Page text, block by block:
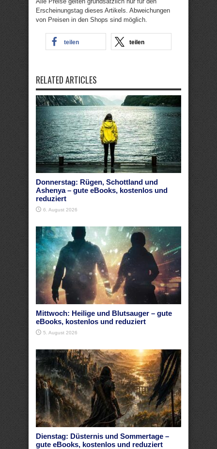
Erscheinungstag dieses Artikels. Abweichungen
von Preisen in den Shops sind möglich.
teilen teilen
RELATED ARTICLES
Donnerstag: Rügen, Schottland und
Ashenya – gute eBooks, kostenlos und
reduziert
6. August 2026
Mittwoch: Heilige und Blutsauger – gute
eBooks, kostenlos und reduziert
5. August 2026
Dienstag: Düsternis und Sommertage –
gute eBooks, kostenlos und reduziert